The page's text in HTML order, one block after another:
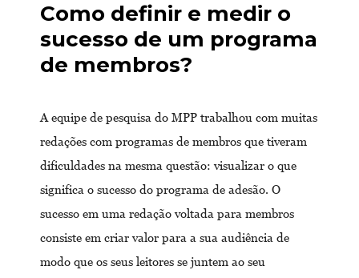
Como definir e medir o
sucesso de um programa
de membros?
A equipe de pesquisa do MPP trabalhou com muitas
redações com programas de membros que tiveram
dificuldades na mesma questão: visualizar o que
significa o sucesso do programa de adesão. O
sucesso em uma redação voltada para membros
consiste em criar valor para a sua audiência de
modo que os seus leitores se juntem ao seu